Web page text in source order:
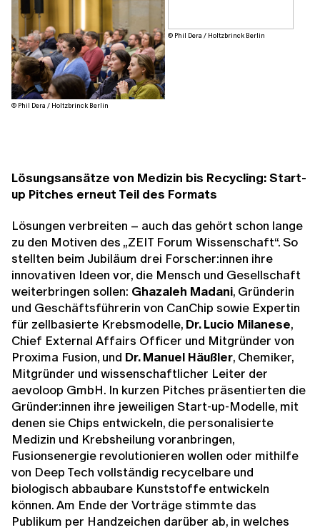
© Phil Dera / Holtzbrinck Berlin
© Phil Dera / Holtzbrinck Berlin
Lösungsansätze von Medizin bis Recycling: Start-
up Pitches erneut Teil des Formats
Lösungen verbreiten – auch das gehört schon lange
zu den Motiven des „ZEIT Forum Wissenschaft“. So
stellten beim Jubiläum drei Forscher:innen ihre
innovativen Ideen vor, die Mensch und Gesellschaft
weiterbringen sollen: Ghazaleh Madani, Gründerin
und Geschäftsführerin von CanChip sowie Expertin
für zellbasierte Krebsmodelle, Dr. Lucio Milanese,
Chief External Affairs Officer und Mitgründer von
Proxima Fusion, und Dr. Manuel Häußler, Chemiker,
Mitgründer und wissenschaftlicher Leiter der
aevoloop GmbH. In kurzen Pitches präsentierten die
Gründer:innen ihre jeweiligen Start-up-Modelle, mit
denen sie Chips entwickeln, die personalisierte
Medizin und Krebsheilung voranbringen,
Fusionsenergie revolutionieren wollen oder mithilfe
von Deep Tech vollständig recycelbare und
biologisch abbaubare Kunststoffe entwickeln
können. Am Ende der Vorträge stimmte das
Publikum per Handzeichen darüber ab, in welches